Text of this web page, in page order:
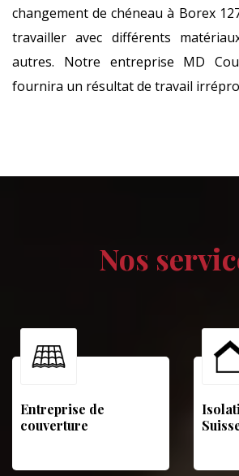
changement de chéneau à Borex
travailler avec différents
autres. Notre entreprise MD
fournira un résultat de travail
Nos
Entreprise de
couverture